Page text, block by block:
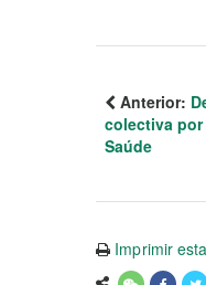
Anterior:
colectiva
Saúde
Imprimir